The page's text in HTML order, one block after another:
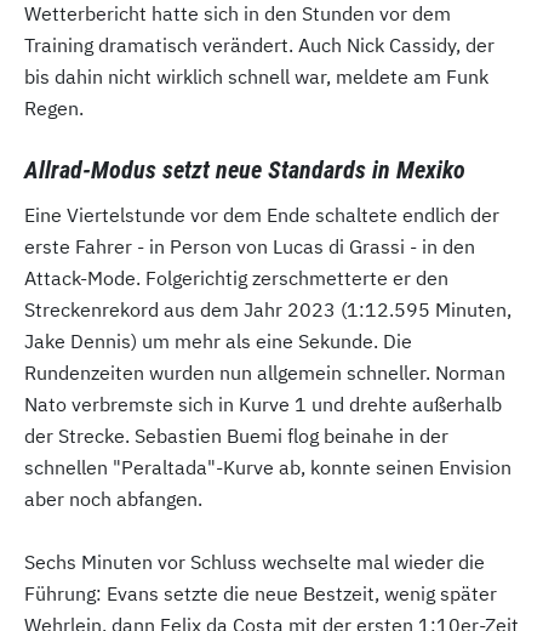
Wetterbericht hatte sich in den Stunden vor dem
Training dramatisch verändert. Auch Nick Cassidy, der
bis dahin nicht wirklich schnell war, meldete am Funk
Regen.
Allrad-Modus setzt neue Standards in Mexiko
Eine Viertelstunde vor dem Ende schaltete endlich der
erste Fahrer - in Person von Lucas di Grassi - in den
Attack-Mode. Folgerichtig zerschmetterte er den
Streckenrekord aus dem Jahr 2023 (1:12.595 Minuten,
Jake Dennis) um mehr als eine Sekunde. Die
Rundenzeiten wurden nun allgemein schneller. Norman
Nato verbremste sich in Kurve 1 und drehte außerhalb
der Strecke. Sebastien Buemi flog beinahe in der
schnellen "Peraltada"-Kurve ab, konnte seinen Envision
aber noch abfangen.
Sechs Minuten vor Schluss wechselte mal wieder die
Führung: Evans setzte die neue Bestzeit, wenig später
Wehrlein, dann Felix da Costa mit der ersten 1:10er-Zeit